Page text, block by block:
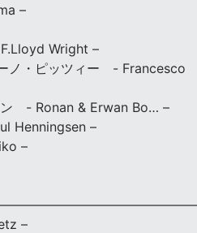
–
Wright –
ノ・ピッツィー - Francesco
ン - Ronan & Erwan Bo… –
Henningsen –
–
–